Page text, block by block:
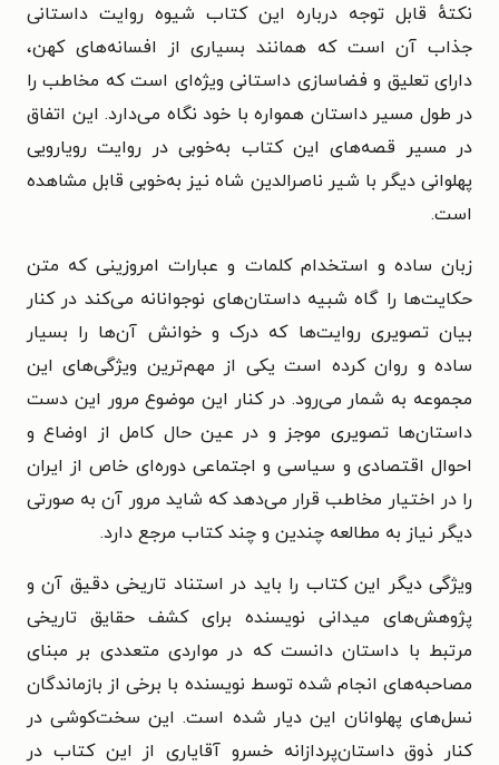
نکتهٔ قابل توجه درباره این کتاب شیوه روایت داستانی
جذاب آن است که همانند بسیاری از افسانه‌های کهن،
دارای تعلیق و فضاسازی داستانی ویژه‌ای است که مخاطب را
در طول مسیر داستان همواره با خود نگاه می‌دارد. این اتفاق
در مسیر قصه‌های این کتاب به‌خوبی در روایت رویارویی
پهلوانی دیگر با شیر ناصرالدین شاه نیز به‌خوبی قابل مشاهده
است.
زبان ساده و استخدام کلمات و عبارات امروزینی که متن
حکایت‌ها را گاه شبیه داستان‌های نوجوانانه می‌کند در کنار
بیان تصویری روایت‌ها که درک و خوانش آن‌ها را بسیار
ساده و روان کرده است یکی از مهم‌ترین ویژگی‌های این
مجموعه به شمار می‌رود. در کنار این موضوع مرور این دست
داستان‌ها تصویری موجز و در عین حال کامل از اوضاع و
احوال اقتصادی و سیاسی و اجتماعی دوره‌ای خاص از ایران
را در اختیار مخاطب قرار می‌دهد که شاید مرور آن به صورتی
دیگر نیاز به مطالعه چندین و چند کتاب مرجع دارد.
ویژگی دیگر این کتاب را باید در استناد تاریخی دقیق آن و
پژوهش‌های میدانی نویسنده برای کشف حقایق تاریخی
مرتبط با داستان دانست که در مواردی متعددی بر مبنای
مصاحبه‌های انجام شده توسط نویسنده با برخی از بازماندگان
نسل‌های پهلوانان این دیار شده است. این سخت‌کوشی در
کنار ذوق داستان‌پردازانه خسرو آقایاری از این کتاب در